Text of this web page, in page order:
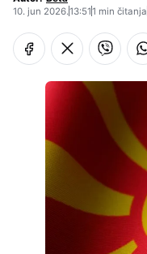
10. jun 2026.13:511 min čitanja